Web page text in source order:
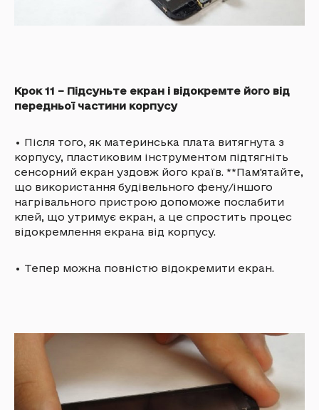
Крок 11 – Підсуньте екран і відокремте його від
передньої частини корпусу
• Після того, як материнська плата витягнута з
корпусу, пластиковим інструментом підтягніть
сенсорний екран уздовж його країв. **Пам'ятайте,
що використання будівельного фену/іншого
нагрівального пристрою допоможе послабити
клей, що утримує екран, а це спростить процес
відокремлення екрана від корпусу.
• Тепер можна повністю відокремити екран.